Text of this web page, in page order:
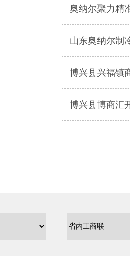
奥纳尔聚力精
山东奥纳尔制
博兴县兴福镇
博兴县博商汇